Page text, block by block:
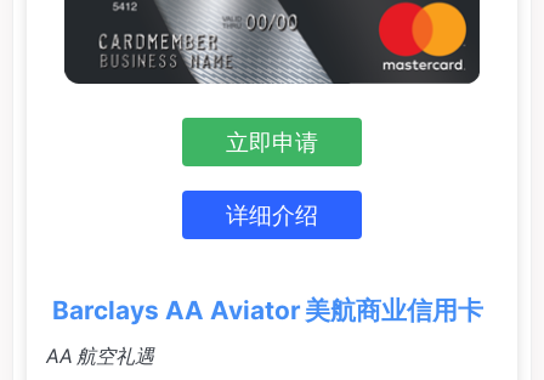
立即申请
详细介绍
Barclays AA Aviator 美航商业信用卡
AA 航空礼遇